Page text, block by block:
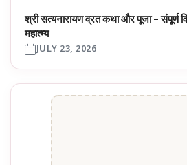
श्री सत्यनारायण व्रत कथा और पूजा – संपूर्ण
महात्म्य
JULY 23, 2026